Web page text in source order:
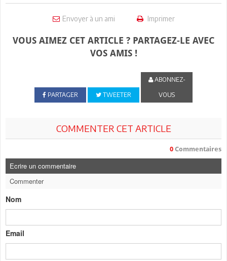
Envoyer à un ami Imprimer
VOUS AIMEZ CET ARTICLE ? PARTAGEZ-LE AVEC
VOS AMIS !
PARTAGER TWEETER
ABONNEZ-
VOUS
COMMENTER CET ARTICLE
0 Commentaires
Ecrire un commentaire
Commenter
Nom
Email